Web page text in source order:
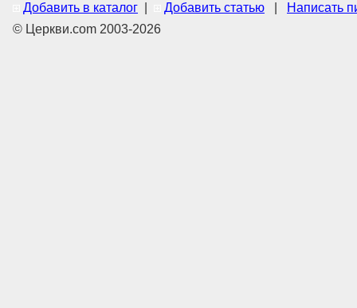
Добавить в каталог Добавить статью
Написать
© Церкви.com 2003-2026